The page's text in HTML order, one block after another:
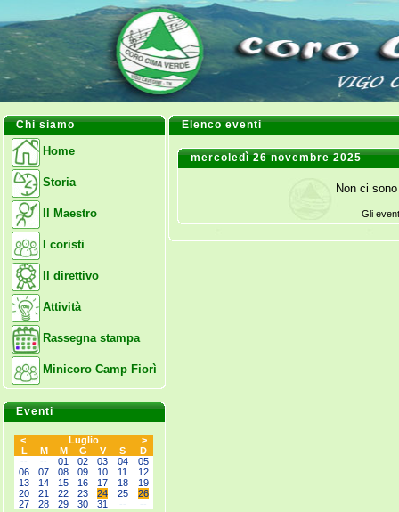
Chi siamo
Home
Storia
Il Maestro
I coristi
Il direttivo
Attività
Rassegna stampa
Minicoro Camp Fiorì
Eventi
< Luglio
>
L
M M G V S
D
01 02 03 04
05
06
07 08 09 10 11
12
13
14 15 16 17 18
19
20
21 22 23 24 25
26
27
28 29 30 31
Elenco eventi
mercoledì 26 novembre 2025
Non ci
Gli